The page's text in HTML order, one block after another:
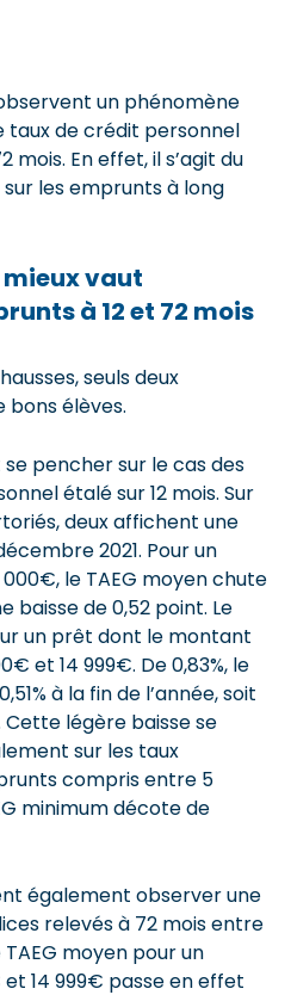
un phénomène
taux de crédit personnel
En effet, il s’agit du
les emprunts à long
vaut
à 12 et 72 mois
seuls deux
élèves.
pencher sur le cas des
étalé sur 12 mois. Sur
deux affichent une
2021. Pour un
le TAEG moyen chute
baisse de 0,52 point. Le
un prêt dont le montant
et 14 999€. De 0,83%, le
à la fin de l’année, soit
légère baisse se
sur les taux
compris entre 5
minimum décote de
également observer une
relevés à 72 mois entre
moyen pour un
14 999€ passe en effet